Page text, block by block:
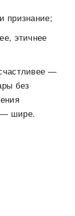
признание;
этичнее
—
без
— шире.